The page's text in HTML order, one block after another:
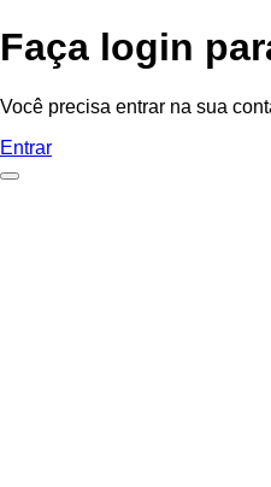
Faça login
Você precisa entrar na sua
Entrar